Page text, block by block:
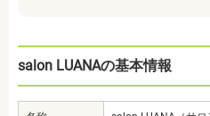
salon LUANAの基本情報